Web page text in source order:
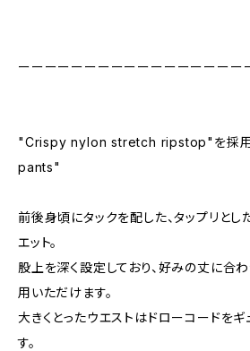
ーーーーーーーーーーーーーーーーー
"Crispy nylon stretch ripstop"を採
pants"
前後身頃にタックを配した、タップリとし
エット。
股上を深く設定しており、好みの丈に合
用いただけます。
大きくとったウエストはドローコードをギ
す。